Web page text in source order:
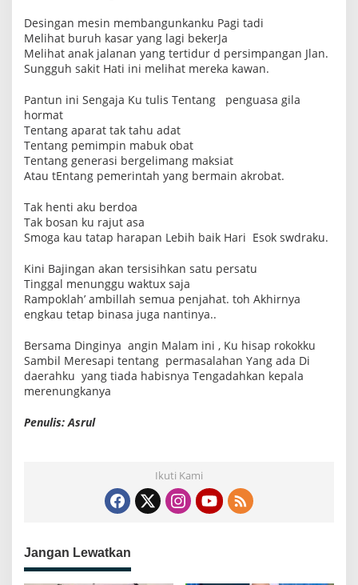
Desingan mesin membangunkanku Pagi tadi
Melihat buruh kasar yang lagi bekerJa
Melihat anak jalanan yang tertidur d persimpangan Jlan.
Sungguh sakit Hati ini melihat mereka kawan.
Pantun ini Sengaja Ku tulis Tentang penguasa gila
hormat
Tentang aparat tak tahu adat
Tentang pemimpin mabuk obat
Tentang generasi bergelimang maksiat
Atau tEntang pemerintah yang bermain akrobat.
Tak henti aku berdoa
Tak bosan ku rajut asa
Smoga kau tatap harapan Lebih baik Hari Esok swdraku.
Kini Bajingan akan tersisihkan satu persatu
Tinggal menunggu waktux saja
Rampoklah’ ambillah semua penjahat. toh Akhirnya
engkau tetap binasa juga nantinya..
Bersama Dinginya angin Malam ini , Ku hisap rokokku
Sambil Meresapi tentang permasalahan Yang ada Di
daerahku yang tiada habisnya Tengadahkan kepala
merenungkanya
Penulis: Asrul
Ikuti Kami
Jangan Lewatkan